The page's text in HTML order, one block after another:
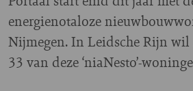
energienotaloze
Nijmegen. In Leidsche Rijn
33 van deze ‘niaNesto’-